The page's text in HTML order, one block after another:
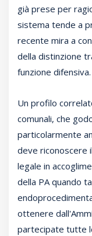
già prese per
sistema tende a
recente mira a
della distinzione
funzione difensiva.
Un profilo
comunali, che
particolarmente
deve riconoscere
legale in
della PA quando
ottenere
partecipate tutte